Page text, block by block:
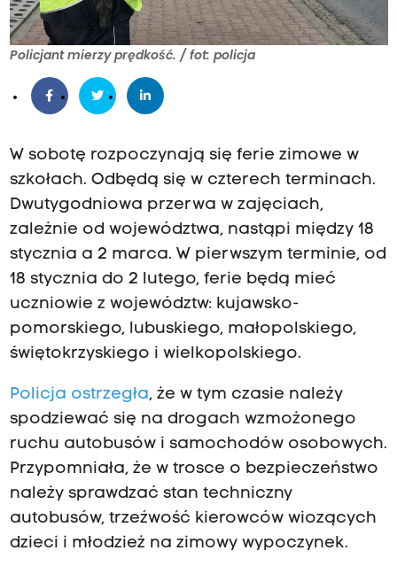
Policjant mierzy prędkość. / fot: policja
W sobotę rozpoczynają się ferie zimowe w
szkołach. Odbędą się w czterech terminach.
Dwutygodniowa przerwa w zajęciach,
zależnie od województwa, nastąpi między 18
stycznia a 2 marca. W pierwszym terminie, od
18 stycznia do 2 lutego, ferie będą mieć
uczniowie z województw: kujawsko-
pomorskiego, lubuskiego, małopolskiego,
świętokrzyskiego i wielkopolskiego.
Policja ostrzegła, że w tym czasie należy
spodziewać się na drogach wzmożonego
ruchu autobusów i samochodów osobowych.
Przypomniała, że w trosce o bezpieczeństwo
należy sprawdzać stan techniczny
autobusów, trzeźwość kierowców wiozących
dzieci i młodzież na zimowy wypoczynek.